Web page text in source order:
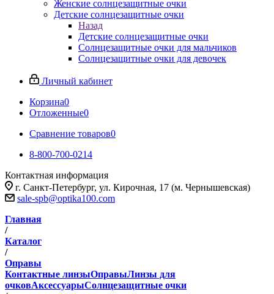
Женские солнцезащитные очки
Детские солнцезащитные очки
Назад
Детские солнцезащитные очки
Солнцезащитные очки для мальчиков
Солнцезащитные очки для девочек
Личный кабинет
Корзина0
Отложенные0
Сравнение товаров0
8-800-700-0214
Контактная информация
г. Санкт-Петербург, ул. Кирочная, 17 (м. Чернышевская)
sale-spb@optika100.com
Главная
/
Каталог
/
Оправы
Контактные линзыОправыЛинзы для
очковАксессуарыСолнцезащитные очки